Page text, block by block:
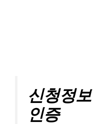
신청정
인증